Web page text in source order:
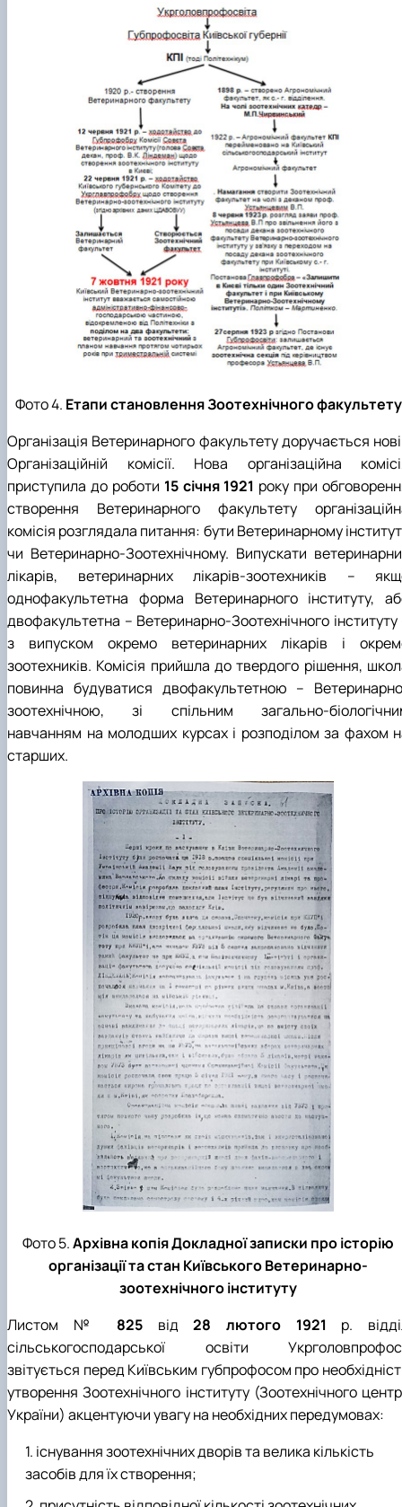
Фото 4. Етапи становлення Зоотехнічного факультету
Організація Ветеринарного факультету доручається
Організаційній комісії. Нова організаційна
приступила до роботи 15 січня 1921 року при
створення Ветеринарного факультету
комісія розглядала питання: бути Ветеринарному
чи Ветеринарно-Зоотехнічному. Випускати
лікарів, ветеринарних лікарів-зоотехників –
однофакультетна форма Ветеринарного інституту,
двофакультетна – Ветеринарно-Зоотехнічного інституту
з випуском окремо ветеринарних лікарів і
зоотехників. Комісія прийшла до твердого рішення,
повинна будуватися двофакультетною –
зоотехнічною, зі спільним загально-
навчанням на молодших курсах і розподілом за фахом
старших.
Фото 5.Архівна копія Докладної записки про історію
організації та стан Київського Ветеринарно-
зоотехнічного інституту
Листом № 825 від28 лютого 1921 р.
сільськогосподарської освіти
звітується перед Київським губпрофосом про
утворення Зоотехнічного інституту (Зоотехнічного
України) акцентуючи увагу на необхідних передумовах:
існування зоотехнічних дворів та велика кількість
засобів для їх створення;